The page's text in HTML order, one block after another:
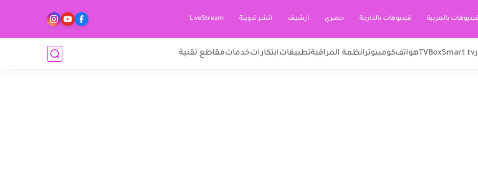
بالعربية فيديوهات بالدارجة حصري ارشيف انشر تدوينة LiveStream
Smart tv
TVBox هواتفكومبيوترانظمة المراقبةتطبيقاتابتكاراتخدماتمقاطع تقنية